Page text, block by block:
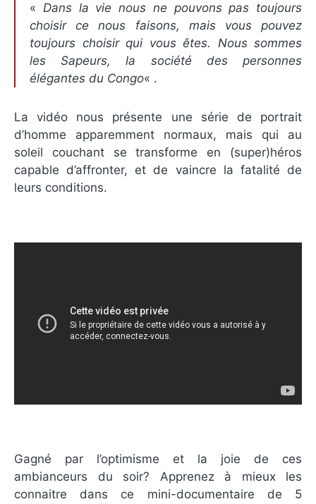
« Dans la vie nous ne pouvons pas toujours
choisir ce nous faisons, mais vous pouvez
toujours choisir qui vous êtes. Nous sommes
les Sapeurs, la société des personnes
élégantes du Congo« .
La vidéo nous présente une série de portrait
d’homme apparemment normaux, mais qui au
soleil couchant se transforme en (super)héros
capable d’affronter, et de vaincre la fatalité de
leurs conditions.
Gagné par l’optimisme et la joie de ces
ambianceurs du soir? Apprenez à mieux les
connaitre dans ce mini-documentaire de 5